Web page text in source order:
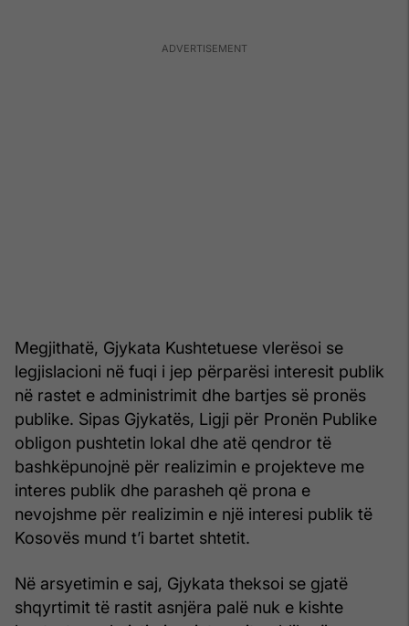
Megjithatë, Gjykata Kushtetuese vlerësoi se
legjislacioni në fuqi i jep përparësi interesit publik
në rastet e administrimit dhe bartjes së pronës
publike. Sipas Gjykatës, Ligji për Pronën Publike
obligon pushtetin lokal dhe atë qendror të
bashkëpunojnë për realizimin e projekteve me
interes publik dhe parasheh që prona e
nevojshme për realizimin e një interesi publik të
Kosovës mund t’i bartet shtetit.
Në arsyetimin e saj, Gjykata theksoi se gjatë
shqyrtimit të rastit asnjëra palë nuk e kishte